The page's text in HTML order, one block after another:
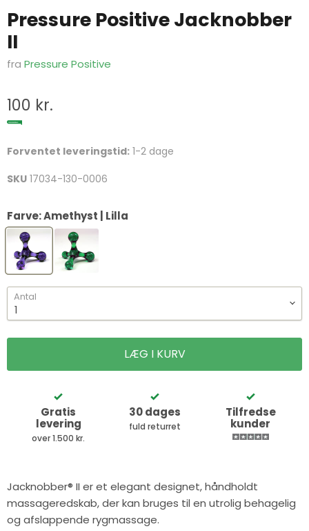
Pressure Positive Jacknobber
II
fra Pressure Positive
100 kr.
SOMMERUDSALG
Forventet leveringstid: 1-2 dage
SKU 17034-130-0006
Farve:Amethyst | Lilla
Antal
LÆG I KURV
Gratis
levering
over 1.500 kr.
30 dages
fuld returret
Tilfredse
kunder
Jacknobber® II er et elegant designet, håndholdt
massageredskab, der kan bruges til en utrolig behagelig
og afslappende rygmassage.